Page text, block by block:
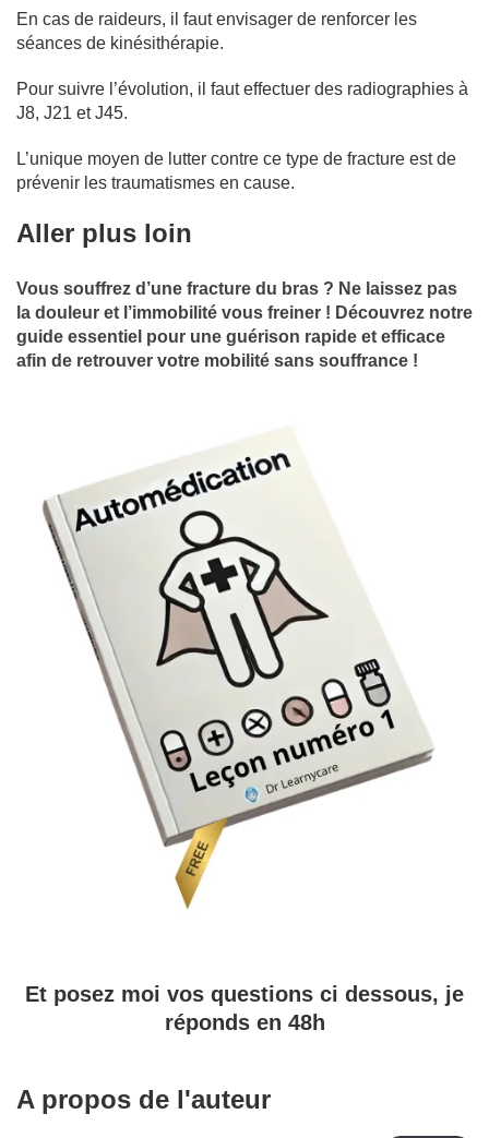
En cas de raideurs, il faut envisager de renforcer les
séances de kinésithérapie.
Pour suivre l’évolution, il faut effectuer des radiographies à
J8, J21 et J45.
L’unique moyen de lutter contre ce type de fracture est de
prévenir les traumatismes en cause.
Aller plus loin
Vous souffrez d’une fracture du bras ? Ne laissez pas
la douleur et l’immobilité vous freiner ! Découvrez notre
guide essentiel pour une guérison rapide et efficace
afin de retrouver votre mobilité sans souffrance !
Et posez moi vos questions ci dessous, je
réponds en 48h
A propos de l'auteur